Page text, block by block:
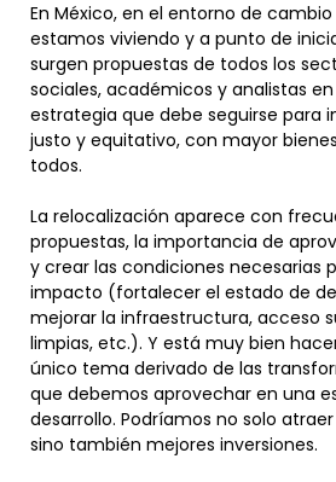
En México, en el entorno de
estamos viviendo y a punto de
surgen propuestas de todos los
sociales, académicos y analistas
estrategia que debe seguirse para
justo y equitativo, con mayor
todos.
La relocalización aparece con
propuestas, la importancia de
y crear las condiciones necesarias
impacto (fortalecer el estado de
mejorar la infraestructura, acceso
limpias, etc.). Y está muy bien
único tema derivado de las
que debemos aprovechar en una
desarrollo. Podríamos no solo
sino también mejores inversiones.